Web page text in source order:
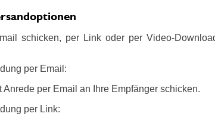
schicken, per Link oder per Video-
per Email:
per Email an Ihre Empfänger schicken.
per Link: